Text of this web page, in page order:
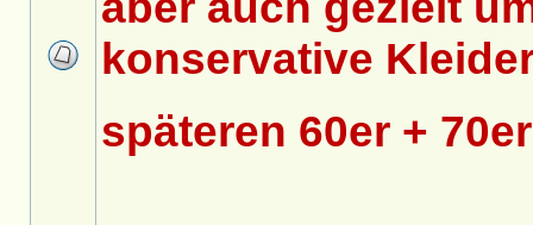
konservative
späteren 60er +